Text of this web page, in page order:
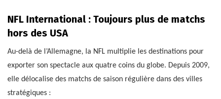
NFL International : Toujours plus de matchs
hors des USA
Au-delà de l’Allemagne, la NFL multiplie les destinations pour
exporter son spectacle aux quatre coins du globe. Depuis 2009,
elle délocalise des matchs de saison régulière dans des villes
stratégiques :